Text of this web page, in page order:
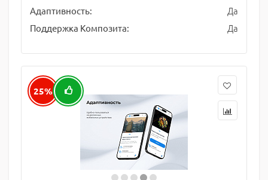
Адаптивность: Да
Поддержка Композита: Да
25%